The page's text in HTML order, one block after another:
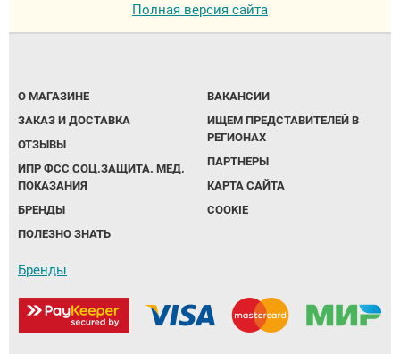
Полная версия сайта
О МАГАЗИНЕ
ЗАКАЗ И ДОСТАВКА
ОТЗЫВЫ
ИПР ФСС СОЦ.ЗАЩИТА. МЕД.
ПОКАЗАНИЯ
БРЕНДЫ
ПОЛЕЗНО ЗНАТЬ
ВАКАНСИИ
ИЩЕМ ПРЕДСТАВИТЕЛЕЙ В
РЕГИОНАХ
ПАРТНЕРЫ
КАРТА САЙТА
COOKIE
Бренды